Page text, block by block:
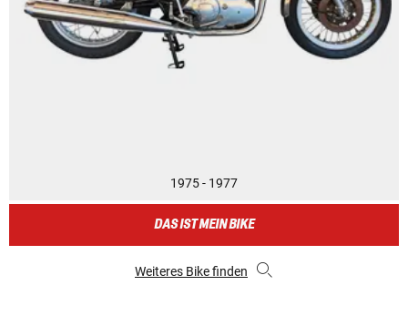
1975 - 1977
DAS IST MEIN BIKE
Weiteres Bike finden